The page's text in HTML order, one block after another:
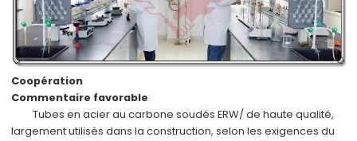
Coopération
Commentaire favorable
Tubes en acier au carbone soudés ERW/ de haute qualité,
largement utilisés dans la construction,selon les exigences du